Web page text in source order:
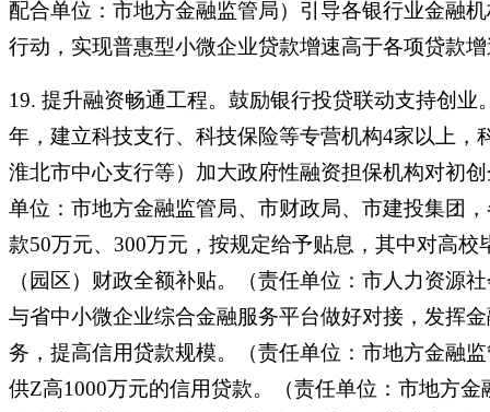
配合单位：市地方金融监管局）引导各银行业金融
行动，实现普惠型小微企业贷款增速高于各项贷款
19. 提升融资畅通工程。鼓励银行投贷联动支持创
年，建立科技支行、科技保险等专营机构4家以上
淮北市中心支行等）加大政府性融资担保机构对初
单位：市地方金融监管局、市财政局、市建投集团
款50万元、300万元，按规定给予贴息，其中对高
（园区）财政全额补贴。（责任单位：市人力资源
与省中小微企业综合金融服务平台做好对接，发挥
务，提高信用贷款规模。（责任单位：市地方金融
供Z高1000万元的信用贷款。（责任单位：市地方